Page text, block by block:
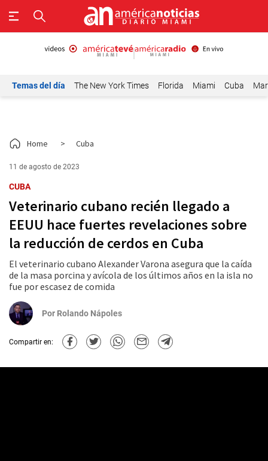
Temas del día The New York Times Florida Miami Cuba
Home > Cuba
11 de agosto de 2023
CUBA
Veterinario cubano recién llegado a
EEUU hace fuertes revelaciones sobre
la reducción de cerdos en Cuba
El veterinario cubano Alexander Varona asegura que la caída
de la masa porcina y avícola de los últimos años en la isla no
fue por escasez de comida
Por Rolando Nápoles
Compartir en: